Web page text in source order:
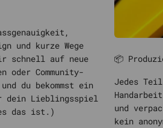
und kurze Wege
schnell auf neue
oder Community-
du bekommst ein
dein Lieblingsspiel
das ist.)
📦
Jedes
und
kein